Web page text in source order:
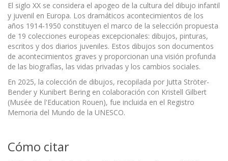
El siglo XX se considera el apogeo de la cultura del dibujo infantil
y juvenil en Europa. Los dramáticos acontecimientos de los
años 1914-1950 constituyen el marco de la selección propuesta
de 19 colecciones europeas excepcionales: dibujos, pinturas,
escritos y dos diarios juveniles. Estos dibujos son documentos
de acontecimientos graves y proporcionan una visión profunda
de las biografías, las vidas privadas y los cambios sociales.
En 2025, la colección de dibujos, recopilada por Jutta Ströter-
Bender y Kunibert Bering en colaboración con Kristell Gilbert
(Musée de l'Education Rouen), fue incluida en el Registro
Memoria del Mundo de la UNESCO.
Cómo citar